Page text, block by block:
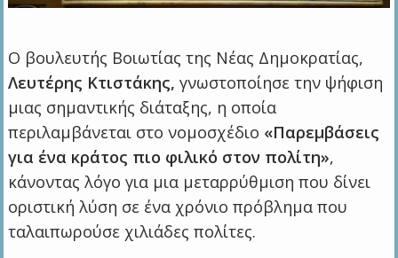
Ο βουλευτής Βοιωτίας της Νέας Δημοκρατίας,
Λευτέρης Κτιστάκης,γνωστοποίησε την ψήφιση
μιας σημαντικής διάταξης, η οποία
περιλαμβάνεται στο νομοσχέδιο «Παρεμβάσεις
για ένα κράτος πιο φιλικό στον πολίτη»,
κάνοντας λόγο για μια μεταρρύθμιση που δίνει
οριστική λύση σε ένα χρόνιο πρόβλημα που
ταλαιπωρούσε χιλιάδες πολίτες.